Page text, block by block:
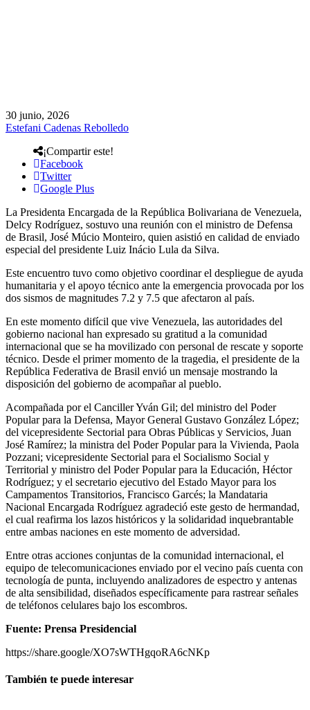
30 junio, 2026
Estefani Cadenas Rebolledo
¡Compartir este!
Facebook
Twitter
Google Plus
La Presidenta Encargada de la República Bolivariana de Venezuela,
Delcy Rodríguez, sostuvo una reunión con el ministro de Defensa
de Brasil, José Múcio Monteiro, quien asistió en calidad de enviado
especial del presidente Luiz Inácio Lula da Silva.
Este encuentro tuvo como objetivo coordinar el despliegue de ayuda
humanitaria y el apoyo técnico ante la emergencia provocada por los
dos sismos de magnitudes 7.2 y 7.5 que afectaron al país.
En este momento difícil que vive Venezuela, las autoridades del
gobierno nacional han expresado su gratitud a la comunidad
internacional que se ha movilizado con personal de rescate y soporte
técnico. Desde el primer momento de la tragedia, el presidente de la
República Federativa de Brasil envió un mensaje mostrando la
disposición del gobierno de acompañar al pueblo.
Acompañada por el Canciller Yván Gil; del ministro del Poder
Popular para la Defensa, Mayor General Gustavo González López;
del vicepresidente Sectorial para Obras Públicas y Servicios, Juan
José Ramírez; la ministra del Poder Popular para la Vivienda, Paola
Pozzani; vicepresidente Sectorial para el Socialismo Social y
Territorial y ministro del Poder Popular para la Educación, Héctor
Rodríguez; y el secretario ejecutivo del Estado Mayor para los
Campamentos Transitorios, Francisco Garcés; la Mandataria
Nacional Encargada Rodríguez agradeció este gesto de hermandad,
el cual reafirma los lazos históricos y la solidaridad inquebrantable
entre ambas naciones en este momento de adversidad.
Entre otras acciones conjuntas de la comunidad internacional, el
equipo de telecomunicaciones enviado por el vecino país cuenta con
tecnología de punta, incluyendo analizadores de espectro y antenas
de alta sensibilidad, diseñados específicamente para rastrear señales
de teléfonos celulares bajo los escombros.
Fuente: Prensa Presidencial
https://share.google/XO7sWTHgqoRA6cNKp
También te puede interesar